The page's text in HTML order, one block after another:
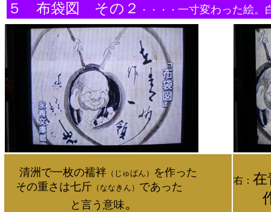
５ 布袋図 その２ ・・・・ 一寸変わった絵。
清洲で一枚の襦袢 （じゅばん）
を作った
その重さは七斤 （ななきん） であった
と言う意味。
右： 在